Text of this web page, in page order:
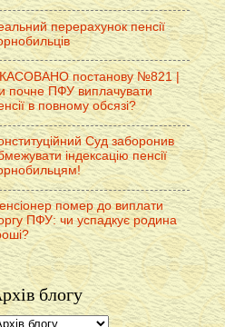
перерахунок пенсії
постанову №821 |
почне ПФУ виплачувати
в повному обсязі?
Суд заборонив
індексацію пенсії
помер до виплати
ПФУ: чи успадкує родина
блогу